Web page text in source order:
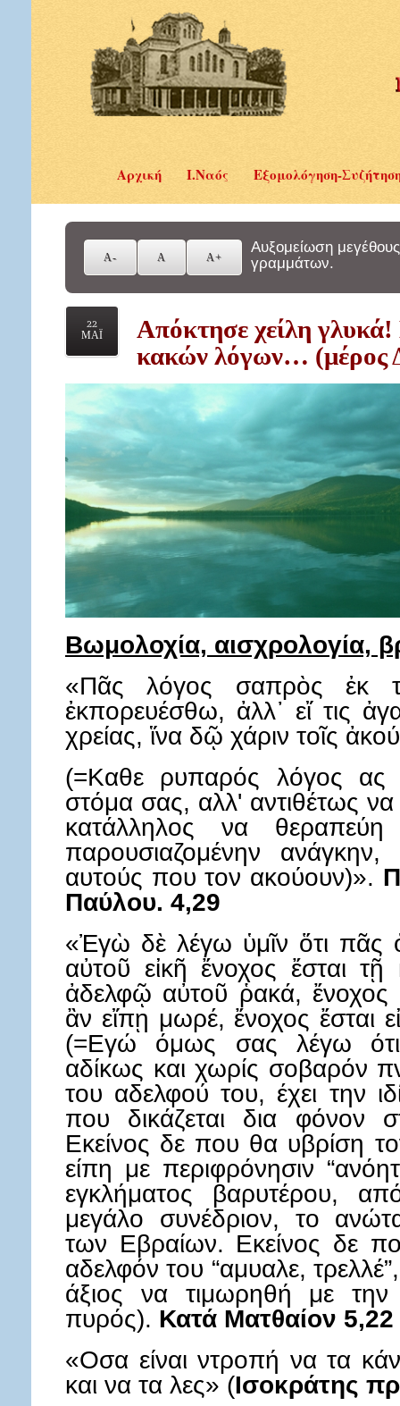
Αρχική Ι.Ναός Εξομολόγηση-
Αυξομείωση μεγέθους
γραμμάτων.
22
ΜΑΪ
Απόκτησε χείλη
κακών λόγων… (μέρος
Βωμολοχία, αισχρολογία,
«Πᾶς λόγος σαπρὸς ἐκ
ἐκπορευέσθω, ἀλλ᾿ εἴ τις
χρείας, ἵνα δῷ χάριν τοῖς
(=Καθε ρυπαρός λόγος
στόμα σας, αλλ' αντιθέτως
κατάλληλος να
παρουσιαζομένην
αυτούς που τον ακούουν)».
Παύλου. 4,29
«Ἐγὼ δὲ λέγω ὑμῖν ὅτι πᾶς
αὐτοῦ εἰκῆ ἔνοχος ἔσται
ἀδελφῷ αὐτοῦ ῥακά, ἔνοχος
ἂν εἴπῃ μωρέ, ἔνοχος ἔσται
(=Εγώ όμως σας λέγω ότι
αδίκως και χωρίς σοβαρόν
του αδελφού του, έχει την
που δικάζεται δια φόνον
Εκείνος δε που θα υβρίση
είπη με περιφρόνησιν
εγκλήματος βαρυτέρου,
μεγάλο συνέδριον, το
των Εβραίων. Εκείνος δε
αδελφόν του “αμυαλε,
άξιος να τιμωρηθή με
πυρός). Κατά Ματθαίον 5,22
«Οσα είναι ντροπή να τα
και να τα λες» (Ισοκράτης